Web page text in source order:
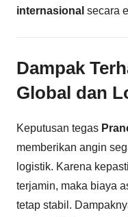
internasional secara
Dampak
Global dan
Keputusan tegas
memberikan angin
logistik. Karena
terjamin, maka biaya
tetap stabil.